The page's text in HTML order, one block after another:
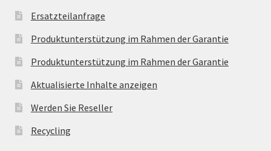
Ersatzteilanfrage
Produktunterstützung im Rahmen der Garantie
Produktunterstützung im Rahmen der Garantie
Aktualisierte Inhalte anzeigen
Werden Sie Reseller
Recycling